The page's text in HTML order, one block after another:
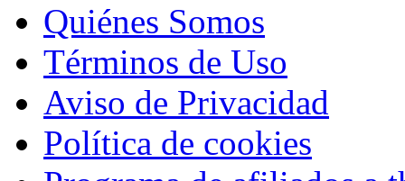
Quiénes Somos
Términos de Uso
Aviso de Privacidad
Política de cookies